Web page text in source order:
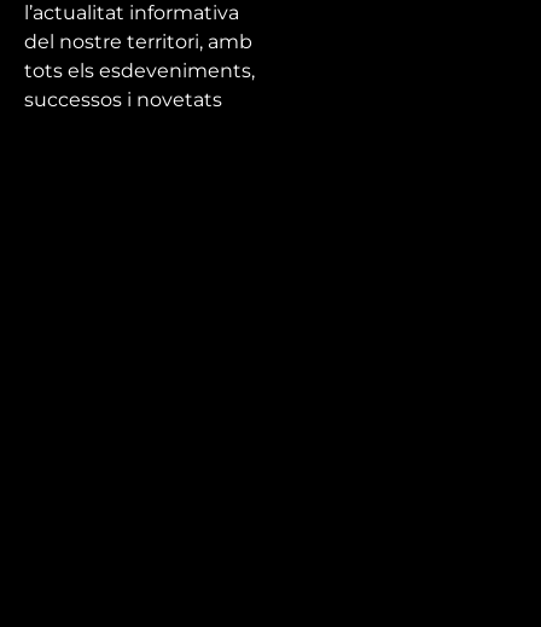
l’actualitat informativa
del nostre territori, amb
tots els esdeveniments,
successos i novetats